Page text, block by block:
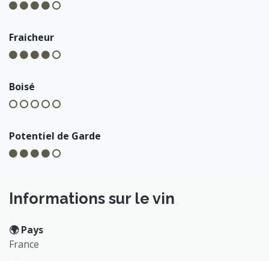
Fraicheur
Boisé
Potentiel de Garde
Informations sur le vin
🌍️ Pays
France